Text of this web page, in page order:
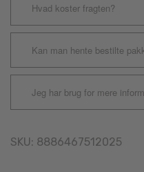
Hvad koster fragten?
Kan man hente bestilte
Jeg har brug for mere
SKU: 8886467512025